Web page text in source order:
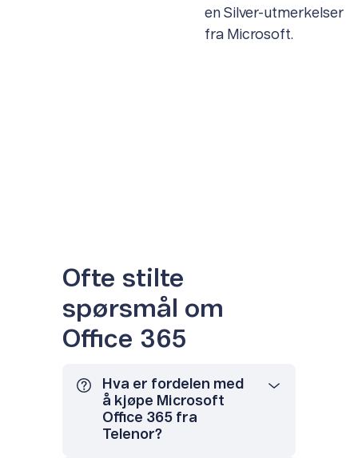
en Silver-utmerkelser
fra Microsoft.
Ofte stilte
spørsmål om
Office 365
Hva er fordelen med
å kjøpe Microsoft
Office 365 fra
Telenor?